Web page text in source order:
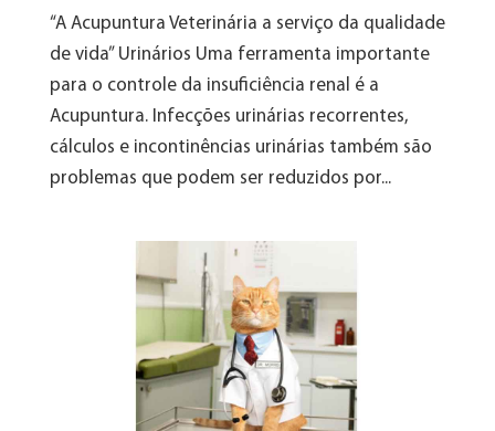
“A Acupuntura Veterinária a serviço da qualidade
de vida” Urinários Uma ferramenta importante
para o controle da insuficiência renal é a
Acupuntura. Infecções urinárias recorrentes,
cálculos e incontinências urinárias também são
problemas que podem ser reduzidos por...